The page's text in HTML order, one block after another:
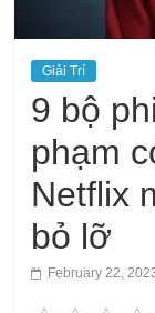
Giải Trí
9 bộ
phạm
Netflix
bỏ lỡ
February 22,